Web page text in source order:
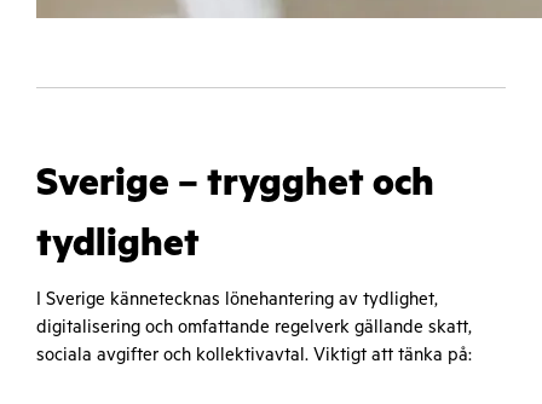
Sverige – trygghet och
tydlighet
I Sverige kännetecknas lönehantering av tydlighet,
digitalisering och omfattande regelverk gällande skatt,
sociala avgifter och kollektivavtal. Viktigt att tänka på: